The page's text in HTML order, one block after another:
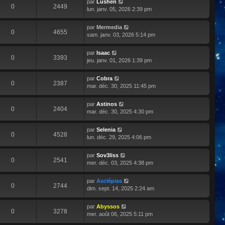
0 2449
par Lushen
lun. janv. 05, 2026 2:39 pm
0 4655
par Mermedia
sam. janv. 03, 2026 5:14 pm
0 3393
par Isaac
jeu. janv. 01, 2026 1:39 pm
0 2387
par Cobra
mar. déc. 30, 2025 11:45 pm
0 2404
par Astinos
mar. déc. 30, 2025 4:30 pm
0 4528
par Selenia
lun. déc. 29, 2025 4:06 pm
0 2541
par Sov3liss
mer. déc. 03, 2025 4:38 pm
0 2744
par Asclépias
dim. sept. 14, 2025 2:24 am
0 3278
par Abyssos
mer. août 06, 2025 5:11 pm